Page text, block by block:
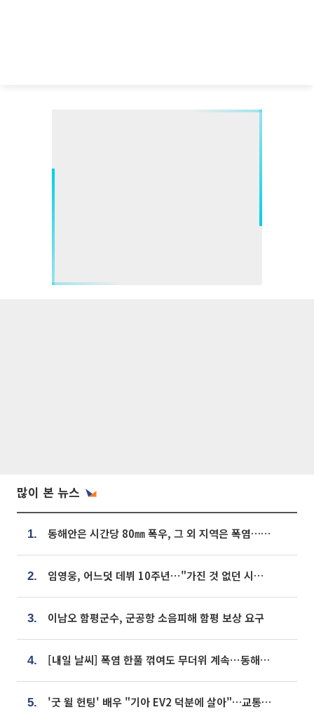
많이 본 뉴스
1. 동해안은 시간당 80㎜ 폭우, 그 외 지역은 폭염…‘극과 극 날씨’
2. 임영웅, 어느덧 데뷔 10주년⋯"가진 것 없던 시절, 내 앞엔 20명의 팬뿐"
3. 이남오 함평군수, 군공항 소음피해 함평 보상 요구
4. [내일 날씨] 폭염 한풀 꺾여도 무더위 계속⋯동해안 이틀 연속 비
5. '굿 윌 헌팅' 배우 "기아 EV2 덕분에 살아"…교통사고 후 안전성 극찬